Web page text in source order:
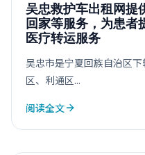
吴忠救护车出租网提
回家等服务，为患者
医疗转运服务
吴忠市是宁夏回族自治区
区、利通区...
阅读全文